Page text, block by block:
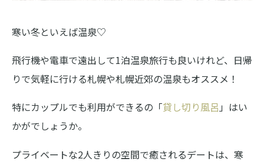
寒い冬といえば温泉♡
飛行機や電車で遠出して1泊温泉旅行も良いけれど、日帰
りで気軽に行ける札幌や札幌近郊の温泉もオススメ！
特にカップルでも利用ができるの「貸し切り風呂 」はい
かがでしょうか。
プライベートな2人きりの空間で癒されるデートは、寒